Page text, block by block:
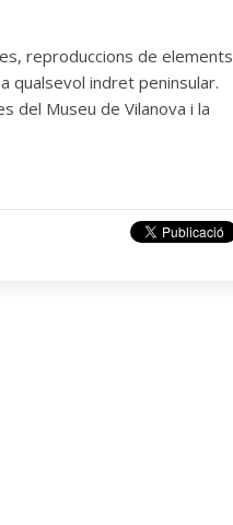
reproduccions de elements
qualsevol indret peninsular.
del Museu de Vilanova i la